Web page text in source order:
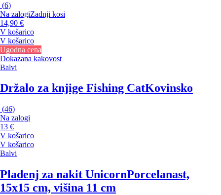
(6)
Na zalogiZadnji kosi
14,90 €
V košarico
V košarico
Ugodna cena
Dokazana kakovost
Balvi
Držalo za knjige Fishing CatKovinsko
(46)
Na zalogi
13 €
V košarico
V košarico
Balvi
Pladenj za nakit UnicornPorcelanast,
15x15 cm, višina 11 cm